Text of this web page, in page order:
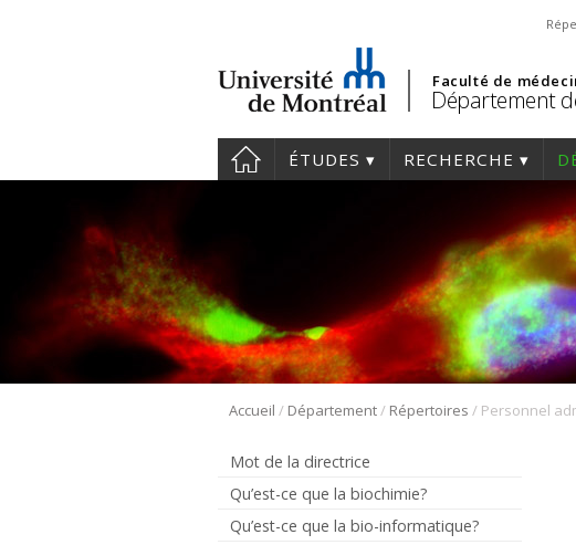
Faculté de
Département
ÉTUDES RECHERCHE
Accueil / Département/ Répertoires / Personnel
Mot de la directrice
Qu’est-ce que la biochimie?
Qu’est-ce que la bio-informatique?